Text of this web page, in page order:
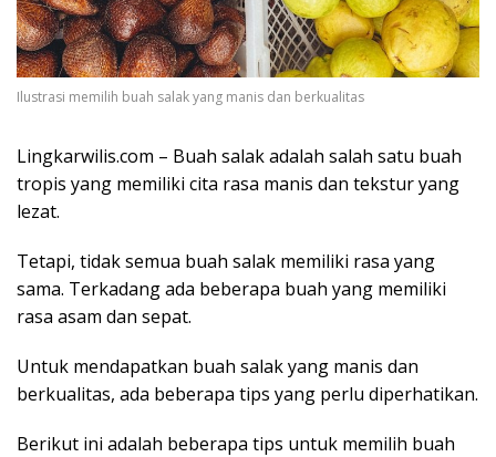
Ilustrasi memilih buah salak yang manis dan berkualitas
Lingkarwilis.com – Buah salak adalah salah satu buah
tropis yang memiliki cita rasa manis dan tekstur yang
lezat.
Tetapi, tidak semua buah salak memiliki rasa yang
sama. Terkadang ada beberapa buah yang memiliki
rasa asam dan sepat.
Untuk mendapatkan buah salak yang manis dan
berkualitas, ada beberapa tips yang perlu diperhatikan.
Berikut ini adalah beberapa tips untuk memilih buah